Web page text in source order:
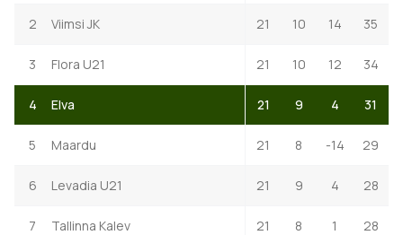
2 Viimsi JK 21 10 14 35
3 Flora U21 21 10 12 34
4 Elva 21 9 4 31
5 Maardu 21 8 -14 29
6 Levadia U21 21 9 4 28
7 Tallinna Kalev 21 8 1 28